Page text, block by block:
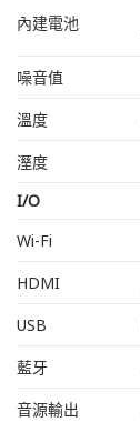
內建電池
噪音值
溫度
溼度
I/O
Wi-Fi
HDMI
USB
藍牙
音源輸出